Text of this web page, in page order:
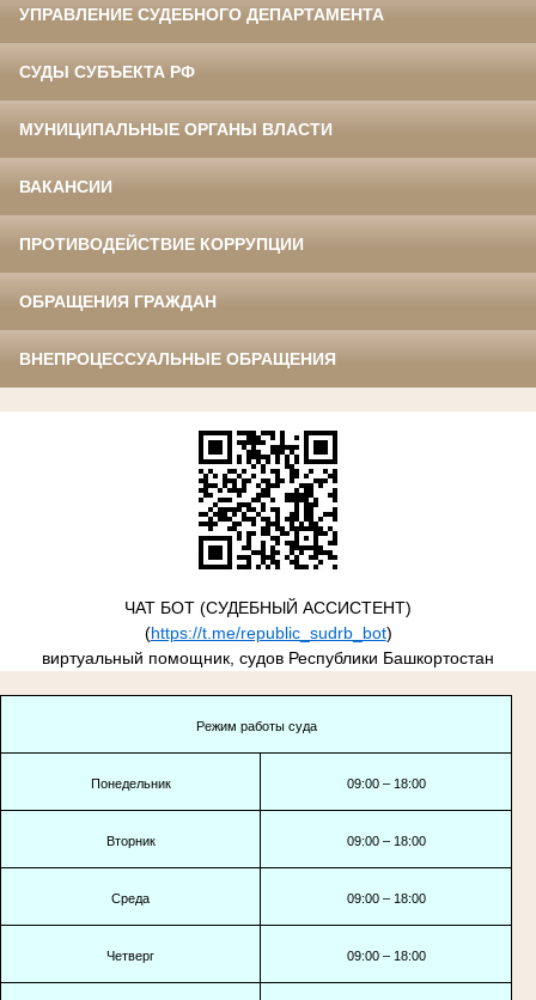
УПРАВЛЕНИЕ СУДЕБНОГО ДЕПАРТАМЕНТА
СУДЫ СУБЪЕКТА РФ
МУНИЦИПАЛЬНЫЕ ОРГАНЫ ВЛАСТИ
ВАКАНСИИ
ПРОТИВОДЕЙСТВИЕ КОРРУПЦИИ
ОБРАЩЕНИЯ ГРАЖДАН
ВНЕПРОЦЕССУАЛЬНЫЕ ОБРАЩЕНИЯ
ЧАТ БОТ (СУДЕБНЫЙ АССИСТЕНТ)
(https://t.me/republic_sudrb_bot)
виртуальный помощник, судов Республики Башкортостан
Режим работы суда
Понедельник 09:00 – 18:00
Вторник 09:00 – 18:00
Среда 09:00 – 18:00
Четверг 09:00 – 18:00